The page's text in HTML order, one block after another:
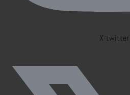
X-twitter